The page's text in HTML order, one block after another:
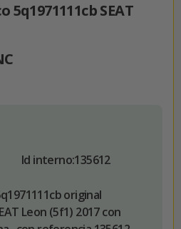
SEAT
Id interno:135612
original
Leon (5f1) 2017 con